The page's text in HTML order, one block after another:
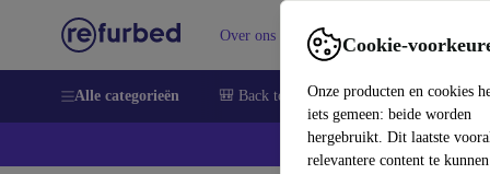
Cookie-
Onze producten en cookies
iets gemeen: beide worden
hergebruikt. Dit laatste
relevantere content te
Over ons Verkopen Support
Alle categorieën 🎒 Back to school Smartphones